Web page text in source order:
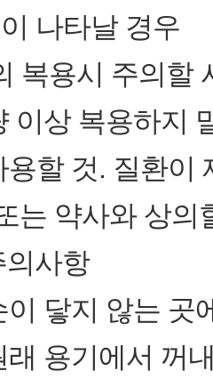
나타날 경우
복용시 주의할
이상 복용하지
할 것. 질환이
는 약사와 상의
의사항
이 닿지 않는 곳
래 용기에서 꺼